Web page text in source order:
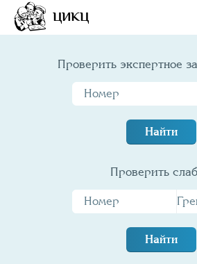
ЦИКЦ
Проверить экспертное
Найти
Проверить
Найти
Variety